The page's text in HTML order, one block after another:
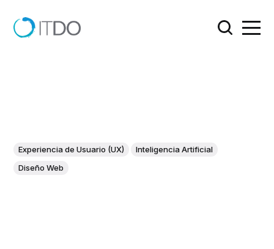
Experiencia de Usuario (UX)
Inteligencia Artificial
Diseño Web